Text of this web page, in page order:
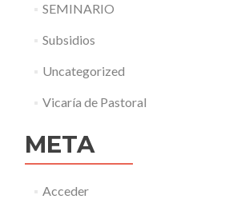
SEMINARIO
Subsidios
Uncategorized
Vicaría de Pastoral
META
Acceder